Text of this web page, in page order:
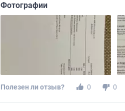
Фотографии
Полезен ли отзыв? 0 0